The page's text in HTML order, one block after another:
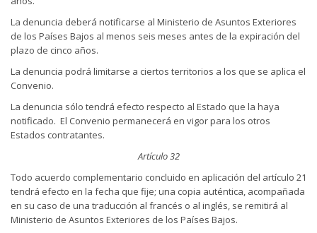
La denuncia deberá notificarse al Ministerio de Asuntos Exteriores
de los Países Bajos al menos seis meses antes de la expiración del
plazo de cinco años.
La denuncia podrá limitarse a ciertos territorios a los que se aplica el
Convenio.
La denuncia sólo tendrá efecto respecto al Estado que la haya
notificado. El Convenio permanecerá en vigor para los otros
Estados contratantes.
Artículo 32
Todo acuerdo complementario concluido en aplicación del artículo 21
tendrá efecto en la fecha que fije; una copia auténtica, acompañada
en su caso de una traducción al francés o al inglés, se remitirá al
Ministerio de Asuntos Exteriores de los Países Bajos.